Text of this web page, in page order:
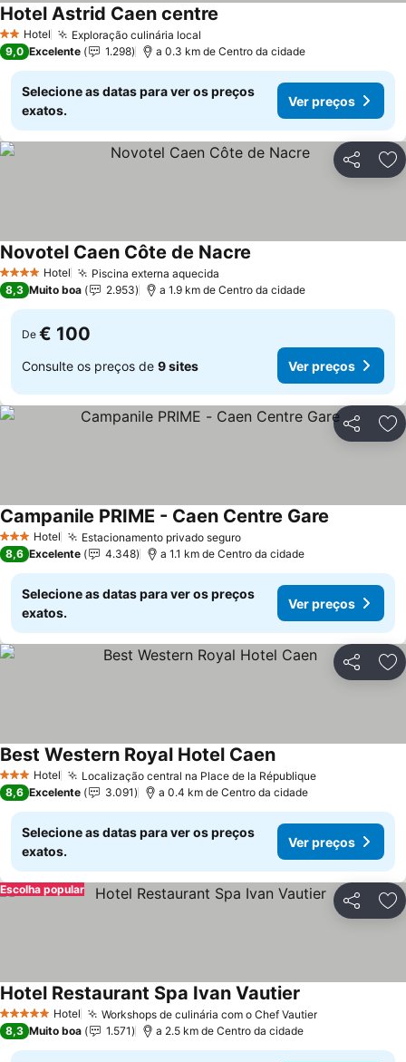
2 Estrelas
Hotel Exploração culinária local
Hotel Astrid Caen centre
9,0 Excelente 1.298 a 0.3 km de Centro da cidade
Selecione as datas para ver os preços
exatos.
Ver preços
Partilhar
4 EstrelasHotel Piscina externa aquecida
Novotel Caen Côte de Nacre
8,3 Muito boa 2.953 a 1.9 km de Centro da cidade
De € 100
Consulte os preços de 9 sites Ver preços
Partilhar
3 EstrelasHotel Estacionamento privado seguroVer preços
Campanile PRIME - Caen Centre Gare
8,6 Excelente 4.348 a 1.1 km de Centro da cidade
Selecione as datas para ver os preços
exatos.
Ver preços
Partilhar
3 EstrelasHotel Localização central na Place de la RépubliqueVer preços
Best Western Royal Hotel CaenVer preços
8,6 Excelente 3.091 a 0.4 km de Centro da cidade
Selecione as datas para ver os preços
exatos.
Ver preços
Partilhar
Escolha popular
5 Estrelas Hotel Workshops de culinária com o Chef VautierVer preços
Hotel Restaurant Spa Ivan Vautier
8,3 Muito boa 1.571 a 2.5 km de Centro da cidade